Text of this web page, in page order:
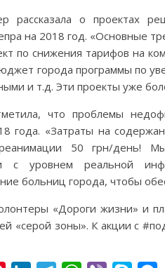
рассказала о проектах
на 2018 год.
по снижения тарифов на
города программы по
и т.д. Эти проекты уже
что проблемы
года. «Затраты на
50 грн/день! Мы
с уровнем реальной
больниц города, чтобы
«Дороги жизни» и
«серой зоны». К акции с